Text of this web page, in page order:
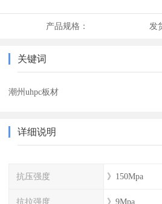
产品规格： 发
关键词
潮州uhpc板材
详细说明
抗压强度 》150Mpa
抗拉强度 》9Mpa